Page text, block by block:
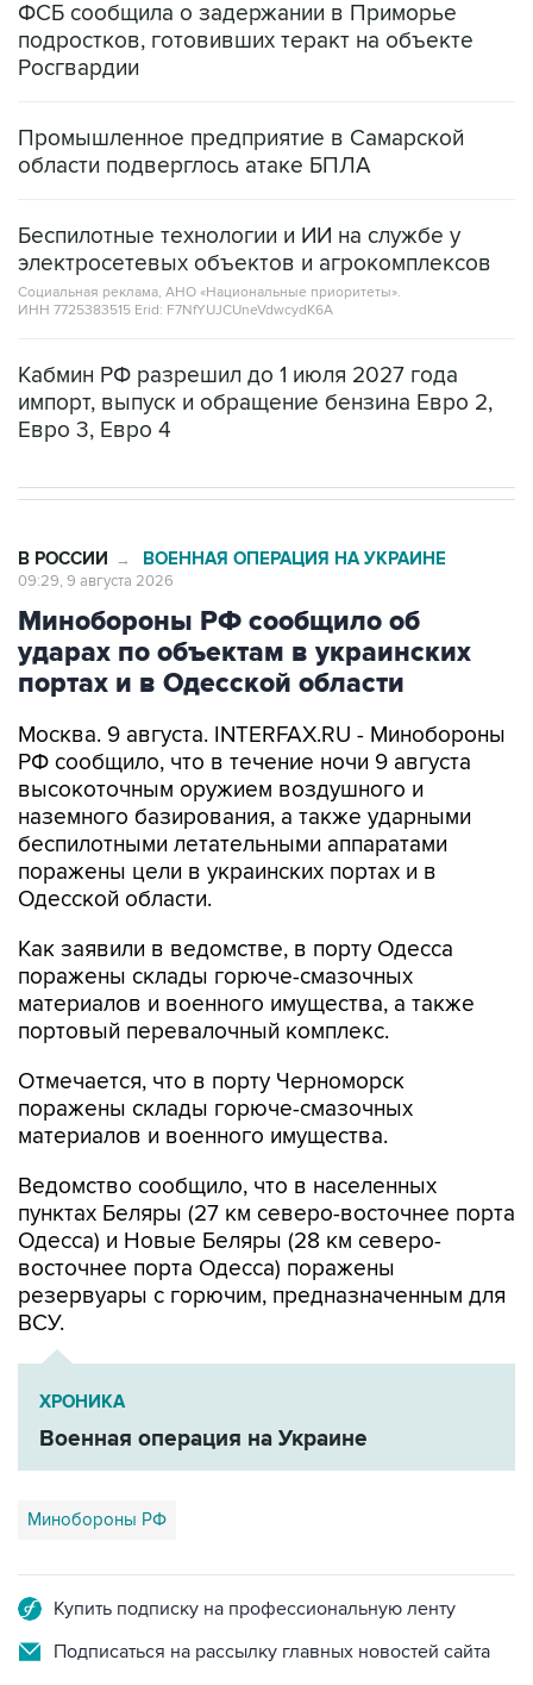
Росгвардии
Промышленное предприятие в Самарской
Беспилотные технологии и ИИ на службе у
Социальная реклама, АНО «Национальные приоритеты».
ИНН 7725383515 Erid: F7NfYUJCUneVdwcydK6A
Кабмин РФ разрешил до 1 июля 2027 года
Евро 3, Евро 4
Минобороны РФ сообщило об
ударах по объектам в украинских
портах и в Одесской области
Москва. 9 августа. INTERFAX.RU - Минобороны
высокоточным оружием воздушного и
наземного базирования, а также ударными
беспилотными летательными аппаратами
поражены цели в украинских портах и в
Одесской области.
Как заявили в ведомстве, в порту Одесса
материалов и военного имущества, а также
портовый перевалочный комплекс.
Отмечается, что в порту Черноморск
материалов и военного имущества.
Ведомство сообщило, что в населенных
Одесса) и Новые Беляры (28 км северо-
восточнее порта Одесса) поражены
резервуары с горючим, предназначенным для
ВСУ.
ХРОНИКА
Военная операция на Украине
Минобороны РФ
Подписаться на рассылку главных новостей сайта
Получать оперативные новости в официальном